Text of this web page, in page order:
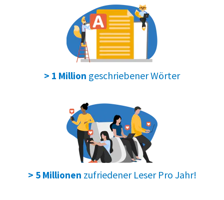
> 1 Million geschriebener Wörter
> 5 Millionen zufriedener Leser Pro Jahr!